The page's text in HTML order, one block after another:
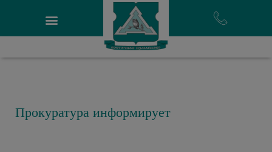
Прокуратура информирует